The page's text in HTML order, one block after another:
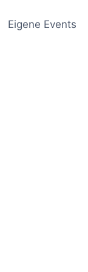
Eigene Events